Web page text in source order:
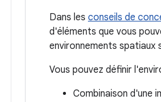
Dans les conseils de
d'éléments que vous
environnements spatiaux
Vous pouvez définir
Combinaison d'une